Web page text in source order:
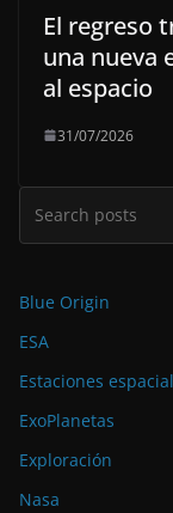
El regreso
una nueva
al espacio
31/07/2026
Blue Origin
ESA
Estaciones
ExoPlanetas
Exploración
Nasa